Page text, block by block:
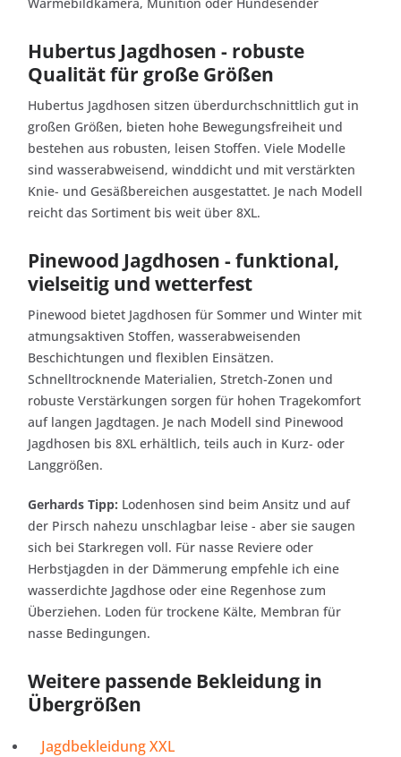
Hubertus Jagdhosen - robuste
Qualität für große Größen
Hubertus Jagdhosen sitzen überdurchschnittlich gut in
großen Größen, bieten hohe Bewegungsfreiheit und
bestehen aus robusten, leisen Stoffen. Viele Modelle
sind wasserabweisend, winddicht und mit verstärkten
Knie- und Gesäßbereichen ausgestattet. Je nach Modell
reicht das Sortiment bis weit über 8XL.
Pinewood Jagdhosen - funktional,
vielseitig und wetterfest
Pinewood bietet Jagdhosen für Sommer und Winter mit
atmungsaktiven Stoffen, wasserabweisenden
Beschichtungen und flexiblen Einsätzen.
Schnelltrocknende Materialien, Stretch-Zonen und
robuste Verstärkungen sorgen für hohen Tragekomfort
auf langen Jagdtagen. Je nach Modell sind Pinewood
Jagdhosen bis 8XL erhältlich, teils auch in Kurz- oder
Langgrößen.
Gerhards Tipp: Lodenhosen sind beim Ansitz und auf
der Pirsch nahezu unschlagbar leise - aber sie saugen
sich bei Starkregen voll. Für nasse Reviere oder
Herbstjagden in der Dämmerung empfehle ich eine
wasserdichte Jagdhose oder eine Regenhose zum
Überziehen. Loden für trockene Kälte, Membran für
nasse Bedingungen.
Weitere passende Bekleidung in
Übergrößen
Jagdbekleidung XXL